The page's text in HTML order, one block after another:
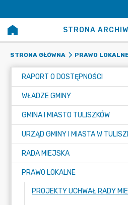
STRONA
STRONA GŁÓWNA PRAWO
RAPORT O DOSTĘPNOŚCI
WŁADZE GMINY
GMINA I MIASTO TULISZKÓW
RADA MIEJSKA
PRAWO LOKALNE
PROJEKTY UCHWAŁ RADY